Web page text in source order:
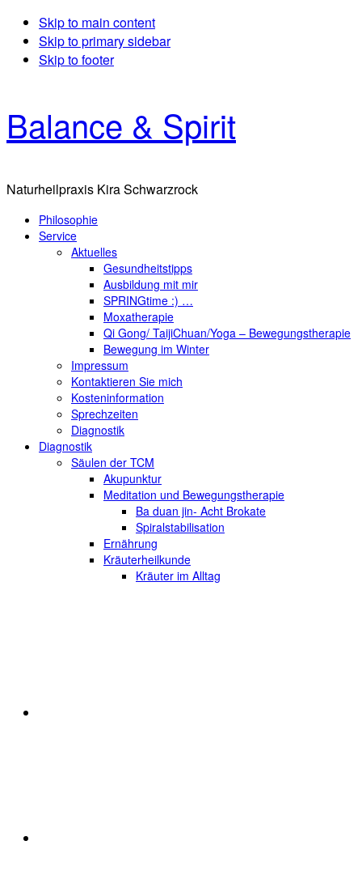
Skip to main content
Skip to primary sidebar
Skip to footer
Balance & Spirit
Naturheilpraxis Kira Schwarzrock
Philosophie
Service
Aktuelles
Gesundheitstipps
Ausbildung mit mir
SPRINGtime :) …
Moxatherapie
Qi Gong/ TaijiChuan/Yoga – Bewegungstherapie
Bewegung im Winter
Impressum
Kontaktieren Sie mich
Kosteninformation
Sprechzeiten
Diagnostik
Diagnostik
Säulen der TCM
Akupunktur
Meditation und Bewegungstherapie
Ba duan jin- Acht Brokate
Spiralstabilisation
Ernährung
Kräuterheilkunde
Kräuter im Alltag